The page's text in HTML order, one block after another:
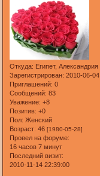
Откуда: Eгипет, Александрия
Зарегистрирован: 2010-06-04
Приглашений: 0
Сообщений: 83
Уважение: +8
Позитив: +0
Пол: Женский
Возраст: 46[1980-05-28]
Провел на форуме:
16 часов 7 минут
Последний визит:
2010-11-14 22:39:00